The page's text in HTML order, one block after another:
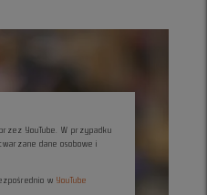
YouTube. W przypadku
dane osobowe i
w YouTube